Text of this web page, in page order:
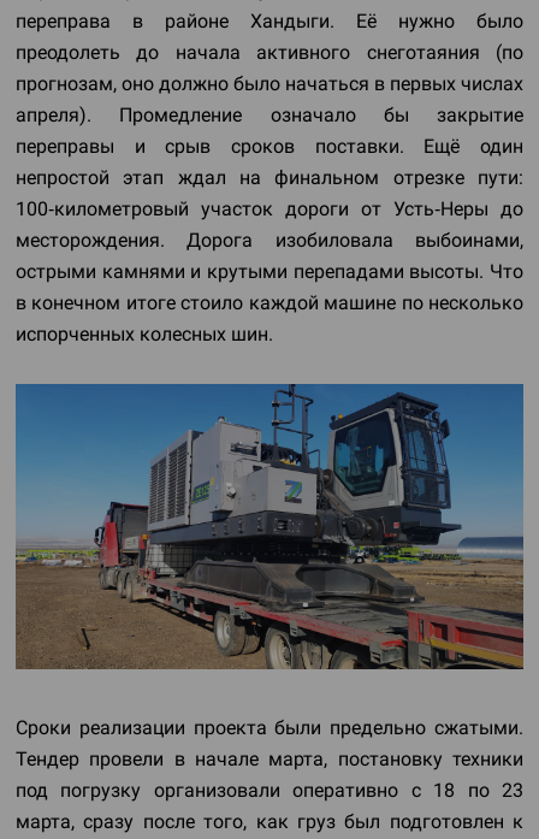
переправа в районе Хандыги. Её нужно было
преодолеть до начала активного снеготаяния (по
прогнозам, оно должно было начаться в первых числах
апреля). Промедление означало бы закрытие
переправы и срыв сроков поставки. Ещё один
непростой этап ждал на финальном отрезке пути:
100‑километровый участок дороги от Усть‑Неры до
месторождения. Дорога изобиловала выбоинами,
острыми камнями и крутыми перепадами высоты. Что
в конечном итоге стоило каждой машине по несколько
испорченных колесных шин.
Сроки реализации проекта были предельно сжатыми.
Тендер провели в начале марта, постановку техники
под погрузку организовали оперативно с 18 по 23
марта, сразу после того, как груз был подготовлен к